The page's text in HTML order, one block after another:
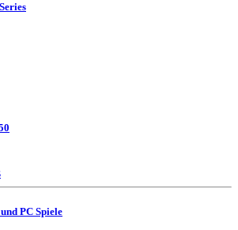
PC Spiele